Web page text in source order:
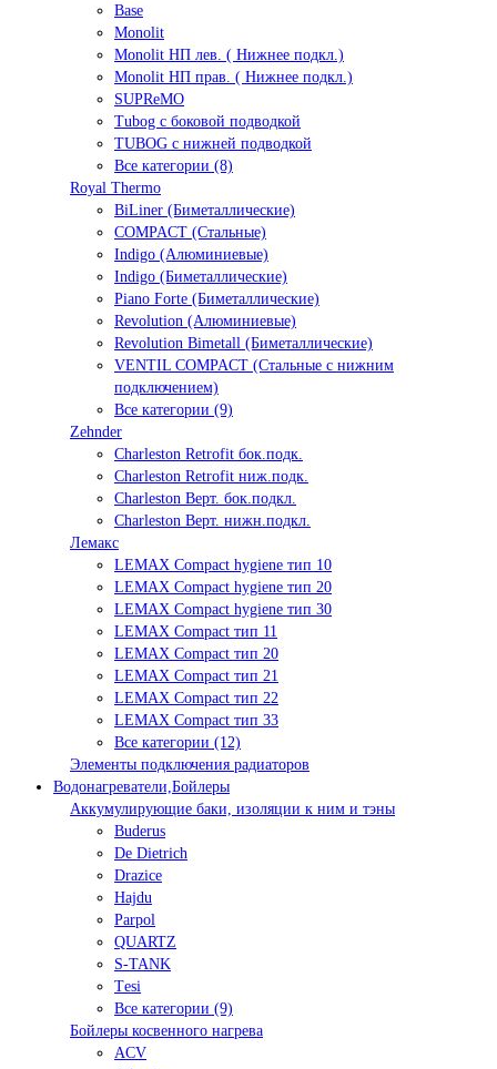
Base
Monolit
Monolit НП лев. ( Нижнее подкл.)
Monolit НП прав. ( Нижнее подкл.)
SUPReMO
Tubog с боковой подводкой
TUBOG с нижней подводкой
Все категории (8)
Royal Thermo
BiLiner (Биметаллические)
COMPACT (Стальные)
Indigo (Алюминиевые)
Indigo (Биметаллические)
Piano Forte (Биметаллические)
Revolution (Алюминиевые)
Revolution Bimetall (Биметаллические)
VENTIL COMPACT (Стальные с нижним
подключением)
Все категории (9)
Zehnder
Charleston Retrofit бок.подк.
Charleston Retrofit ниж.подк.
Charleston Верт. бок.подкл.
Charleston Верт. нижн.подкл.
Лемакс
LEMAX Compact hygiene тип 10
LEMAX Compact hygiene тип 20
LEMAX Compact hygiene тип 30
LEMAX Compact тип 11
LEMAX Compact тип 20
LEMAX Compact тип 21
LEMAX Compact тип 22
LEMAX Compact тип 33
Все категории (12)
Элементы подключения радиаторов
Водонагреватели,Бойлеры
Аккумулирующие баки, изоляции к ним и тэны
Buderus
De Dietrich
Drazice
Hajdu
Parpol
QUARTZ
S-TANK
Tеsi
Все категории (9)
Бойлеры косвенного нагрева
ACV